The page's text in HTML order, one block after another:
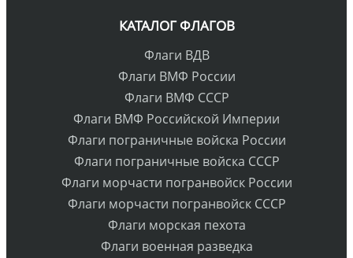
КАТАЛОГ ФЛАГОВ
Флаги ВДВ
Флаги ВМФ России
Флаги ВМФ СССР
Флаги ВМФ Российской Империи
Флаги пограничные войска России
Флаги пограничные войска СССР
Флаги морчасти погранвойск России
Флаги морчасти погранвойск СССР
Флаги морская пехота
Флаги военная разведка